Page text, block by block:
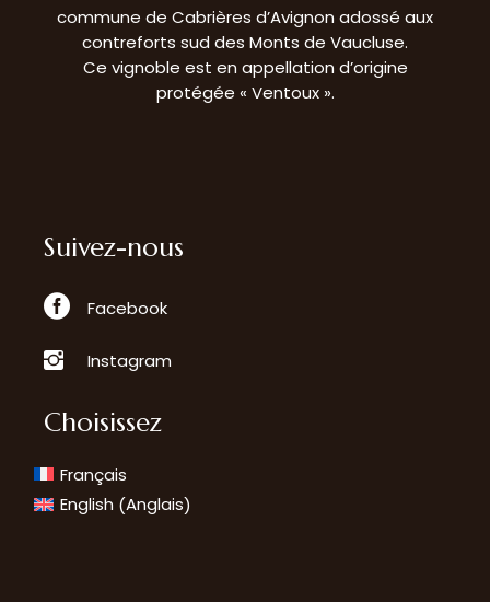
commune de Cabrières d’Avignon adossé aux
contreforts sud des Monts de Vaucluse.
Ce vignoble est en appellation d’origine
protégée « Ventoux ».
Suivez-nous
Facebook
Instagram
Choisissez
Français
English (Anglais)